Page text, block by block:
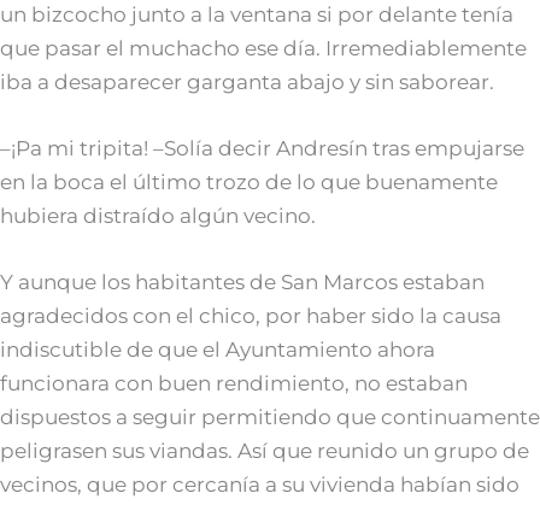
un bizcocho junto a la ventana si por delante tenía
que pasar el muchacho ese día. Irremediablemente
iba a desaparecer garganta abajo y sin saborear.
–¡Pa mi tripita! –Solía decir Andresín tras empujarse
en la boca el último trozo de lo que buenamente
hubiera distraído algún vecino.
Y aunque los habitantes de San Marcos estaban
agradecidos con el chico, por haber sido la causa
indiscutible de que el Ayuntamiento ahora
funcionara con buen rendimiento, no estaban
dispuestos a seguir permitiendo que continuamente
peligrasen sus viandas. Así que reunido un grupo de
vecinos, que por cercanía a su vivienda habían sido